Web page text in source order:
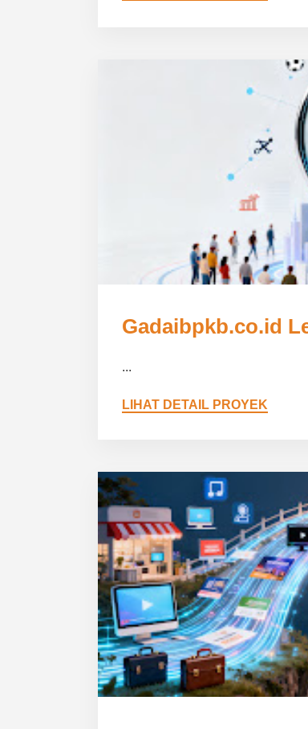
Gadaibpkb.co.id
...
LIHAT DETAIL PROYEK